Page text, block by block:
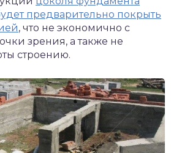
предварительно покрыть
, что не экономично с
зрения, а также не
строению.